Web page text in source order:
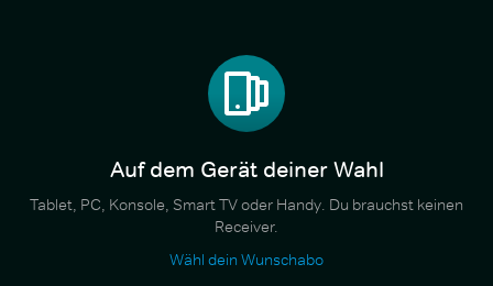
Auf dem Gerät deiner Wahl
Tablet, PC, Konsole, Smart TV oder Handy. Du brauchst keinen
Receiver.
Wähl dein Wunschabo